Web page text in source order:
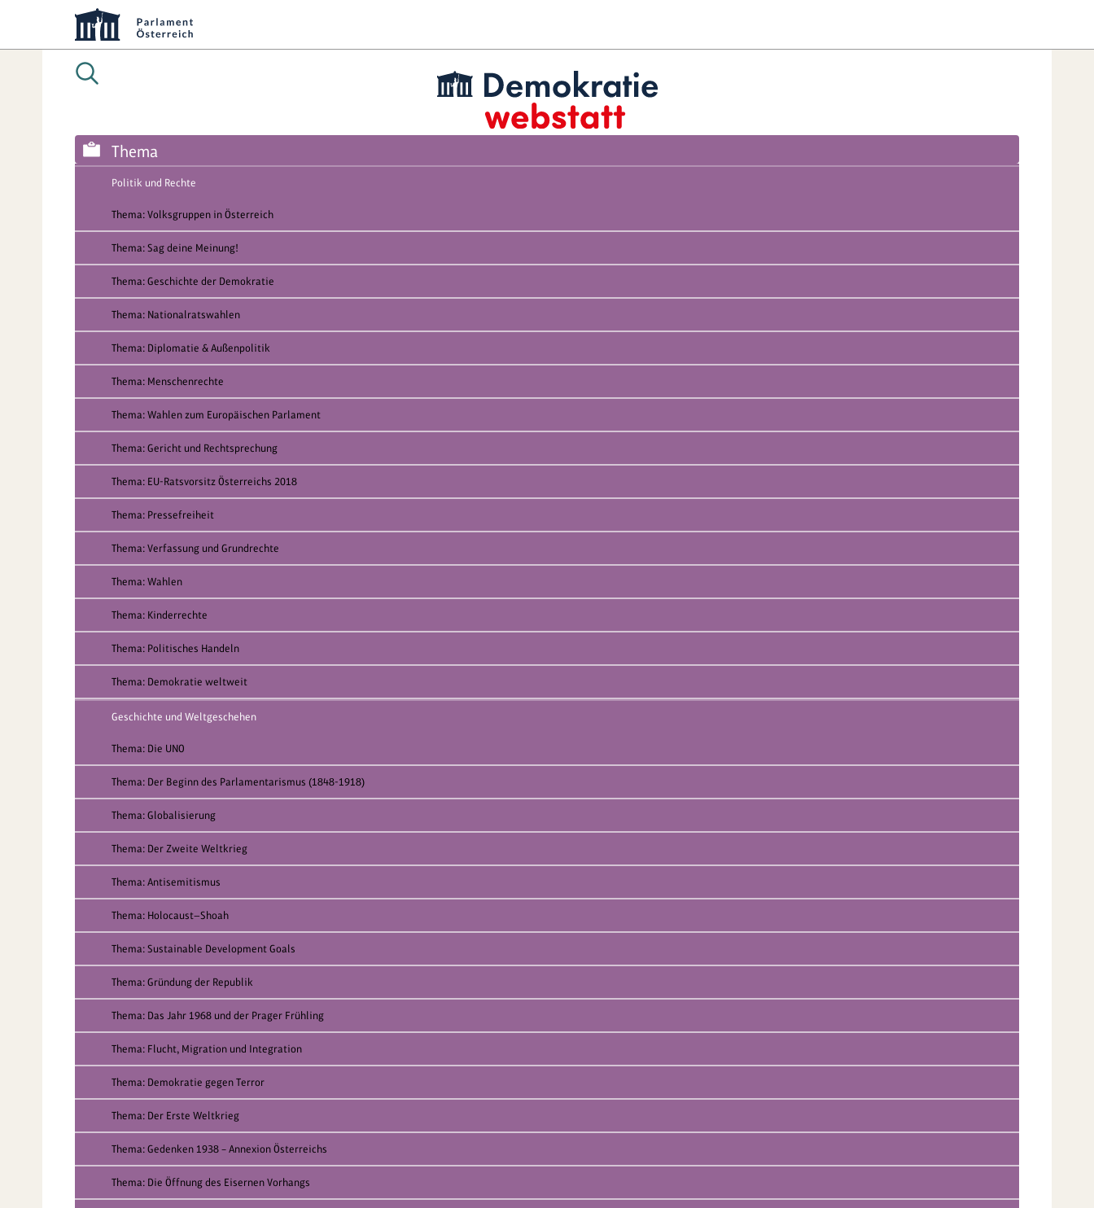
Thema
Politik und Rechte
Thema: Volksgruppen in Österreich
Thema: Sag deine Meinung!
Thema: Geschichte der Demokratie
Thema: Nationalratswahlen
Thema: Diplomatie & Außenpolitik
Thema: Menschenrechte
Thema: Wahlen zum Europäischen Parlament
Thema: Gericht und Rechtsprechung
Thema: EU-Ratsvorsitz Österreichs 2018
Thema: Pressefreiheit
Thema: Verfassung und Grundrechte
Thema: Wahlen
Thema: Kinderrechte
Thema: Politisches Handeln
Thema: Demokratie weltweit
Geschichte und Weltgeschehen
Thema: Die UNO
Thema: Der Beginn des Parlamentarismus (1848-1918)
Thema: Globalisierung
Thema: Der Zweite Weltkrieg
Thema: Antisemitismus
Thema: Holocaust—Shoah
Thema: Sustainable Development Goals
Thema: Gründung der Republik
Thema: Das Jahr 1968 und der Prager Frühling
Thema: Flucht, Migration und Integration
Thema: Demokratie gegen Terror
Thema: Der Erste Weltkrieg
Thema: Gedenken 1938 – Annexion Österreichs
Thema: Die Öffnung des Eisernen Vorhangs